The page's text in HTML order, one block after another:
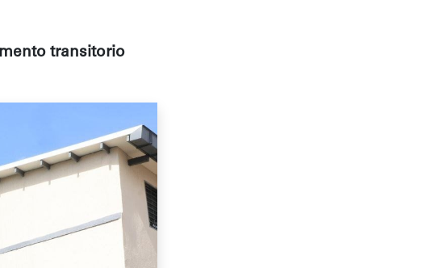
transitorio